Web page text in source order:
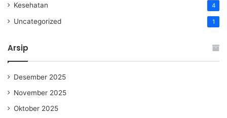
Kesehatan 4
Uncategorized 1
Arsip
Desember 2025
November 2025
Oktober 2025